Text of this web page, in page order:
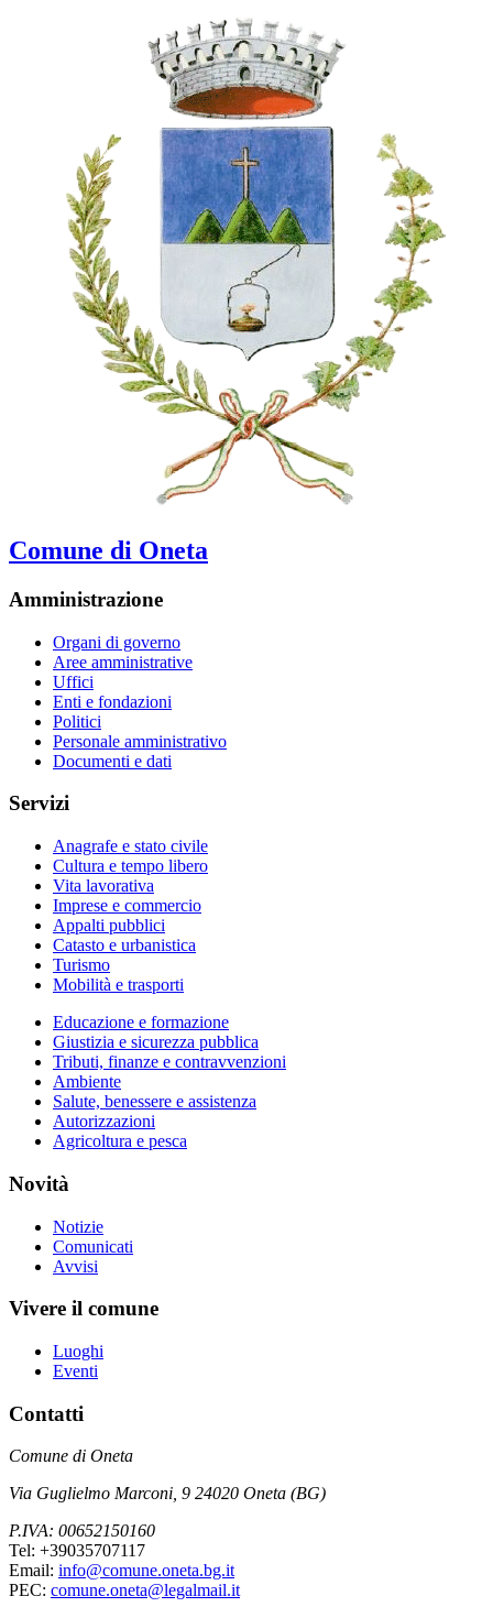
Comune di Oneta
Amministrazione
Organi di governo
Aree amministrative
Uffici
Enti e fondazioni
Politici
Personale amministrativo
Documenti e dati
Servizi
Anagrafe e stato civile
Cultura e tempo libero
Vita lavorativa
Imprese e commercio
Appalti pubblici
Catasto e urbanistica
Turismo
Mobilità e trasporti
Educazione e formazione
Giustizia e sicurezza pubblica
Tributi, finanze e contravvenzioni
Ambiente
Salute, benessere e assistenza
Autorizzazioni
Agricoltura e pesca
Novità
Notizie
Comunicati
Avvisi
Vivere il comune
Luoghi
Eventi
Contatti
Comune di Oneta
Via Guglielmo Marconi, 9 24020 Oneta (BG)
P.IVA: 00652150160
Tel: +39035707117
Email: info@comune.oneta.bg.it
PEC: comune.oneta@legalmail.it